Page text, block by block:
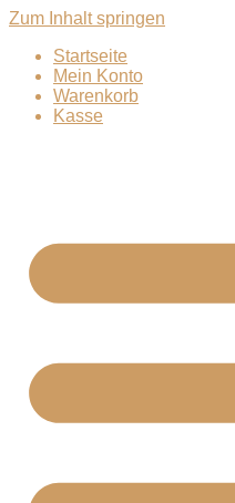
Zum Inhalt springen
Startseite
Mein Konto
Warenkorb
Kasse